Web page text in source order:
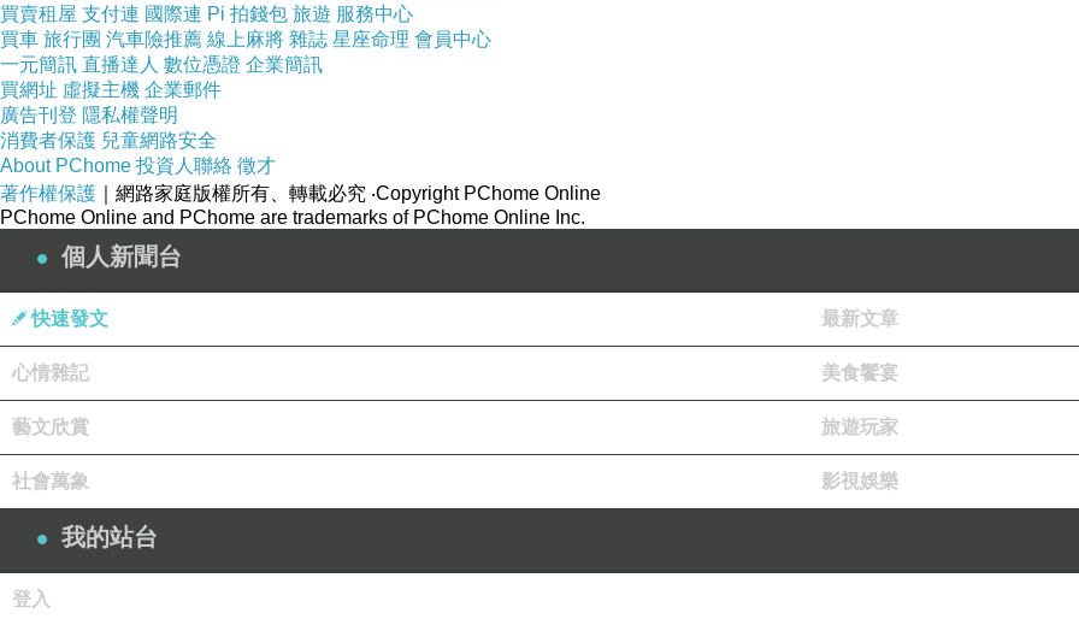
下一篇：涙そうそう
買賣租屋 支付連 國際連 Pi 拍錢包 旅遊 服務中心
買車 旅行團 汽車險推薦 線上麻將 雜誌 星座命理 會員中心
一元簡訊 直播達人 數位憑證 企業簡訊
買網址 虛擬主機 企業郵件
廣告刊登 隱私權聲明
消費者保護 兒童網路安全
About PChome 投資人聯絡 徵才
著作權保護 ｜網路家庭版權所有、轉載必究 ‧Copyright PChome Online
PChome Online and PChome are trademarks of PChome Online Inc.
個人新聞台
快速發文 最新文章
心情雜記 美食饗宴
藝文欣賞 旅遊玩家
社會萬象 影視娛樂
我的站台
登入